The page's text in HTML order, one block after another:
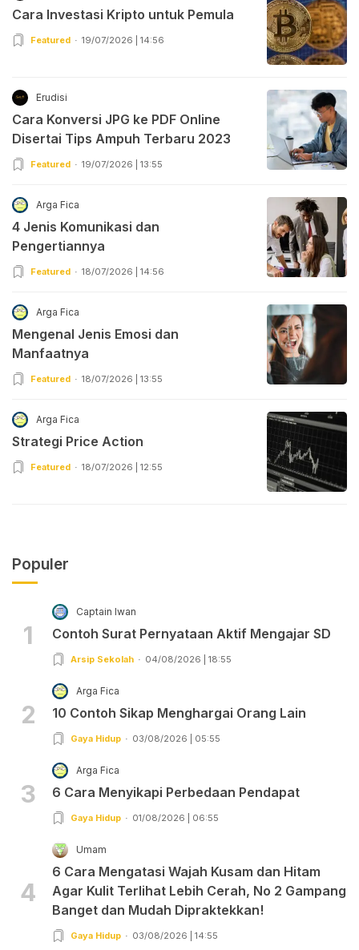
Cara Investasi Kripto untuk Pemula
Featured 19/07/2026 | 14:56
Erudisi
Cara Konversi JPG ke PDF Online
Disertai Tips Ampuh Terbaru 2023
Featured 19/07/2026 | 13:55
Arga Fica
4 Jenis Komunikasi dan
Pengertiannya
Featured 18/07/2026 | 14:56
Arga Fica
Mengenal Jenis Emosi dan
Manfaatnya
Featured 18/07/2026 | 13:55
Arga Fica
Strategi Price Action
Featured 18/07/2026 | 12:55
Populer
1
Captain Iwan
Contoh Surat Pernyataan Aktif Mengajar SD
Arsip Sekolah 04/08/2026 | 18:55
2
Arga Fica
10 Contoh Sikap Menghargai Orang Lain
Gaya Hidup 03/08/2026 | 05:55
3
Arga Fica
6 Cara Menyikapi Perbedaan Pendapat
Gaya Hidup 01/08/2026 | 06:55
4
Umam
6 Cara Mengatasi Wajah Kusam dan Hitam
Agar Kulit Terlihat Lebih Cerah, No 2 Gampang
Banget dan Mudah Dipraktekkan!
Gaya Hidup 03/08/2026 | 14:55